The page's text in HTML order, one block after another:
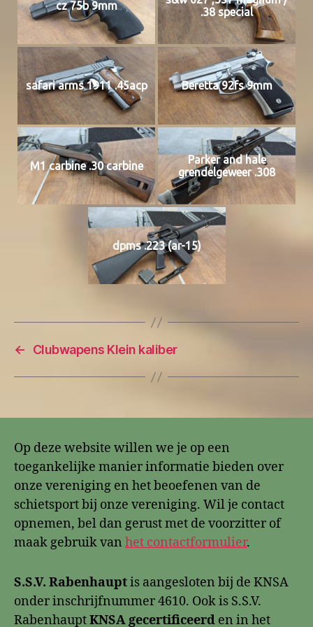
cz 75b 9mm
.38 special
safari arms 1911 .45acp Beretta 92fs 9mm
M1 carbine .30 carbine
Parker and hale
grendelgeweer .308
dpms .223 (ar-15)
← Clubwapens Klein kaliber
Op deze website willen we je op een
toegankelijke manier informatie bieden over
onze vereniging en het beoefenen van de
schietsport bij onze vereniging. Wil je contact
opnemen, bel dan gerust met de voorzitter of
maak gebruik van het contactformulier.
S.S.V. Rabenhauptis aangesloten bij de KNSA
onder inschrijfnummer 4610. Ook is S.S.V.
RabenhauptKNSA gecertificeerd en in het